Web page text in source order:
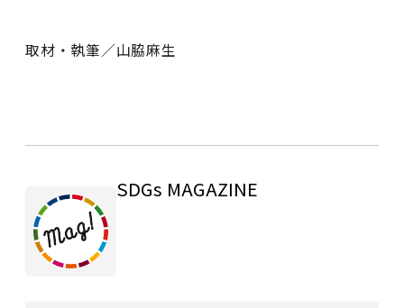
取材・執筆／山脇麻生
SDGs MAGAZINE